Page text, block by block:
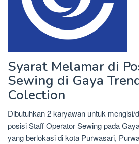
Syarat Melamar di
Sewing di Gaya
Colection
Dibutuhkan 2 karyawan untuk mengisi/
posisi Staff Operator Sewing pada
yang berlokasi di kota Purwasari,